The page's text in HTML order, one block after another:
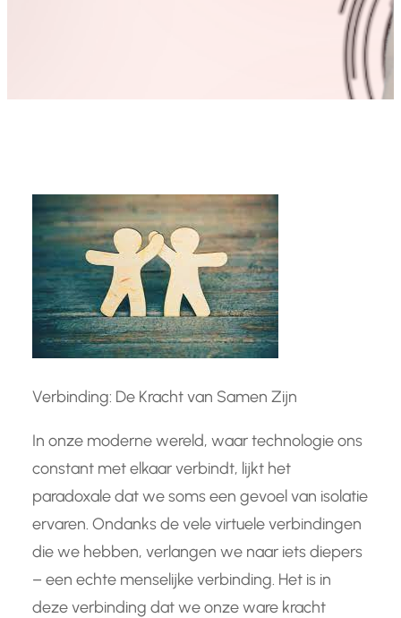
Verbinding: De Kracht van Samen Zijn
In onze moderne wereld, waar technologie ons
constant met elkaar verbindt, lijkt het
paradoxale dat we soms een gevoel van isolatie
ervaren. Ondanks de vele virtuele verbindingen
die we hebben, verlangen we naar iets diepers
– een echte menselijke verbinding. Het is in
deze verbinding dat we onze ware kracht